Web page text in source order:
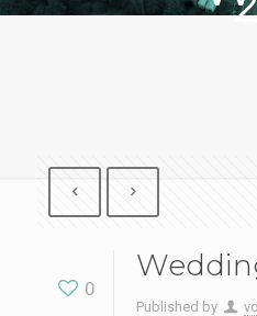
0
Published by